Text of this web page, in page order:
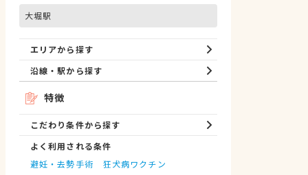
大堀駅
エリアから探す
沿線・駅から探す
特徴
こだわり条件から探す
よく利用される条件
避妊・去勢手術
狂犬病ワクチン